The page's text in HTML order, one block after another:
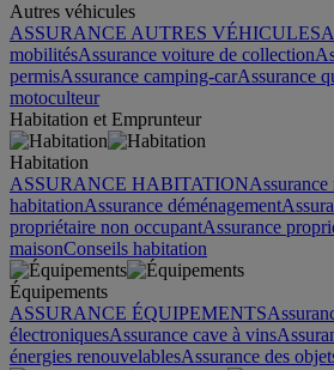
Autres véhicules
ASSURANCE AUTRES VÉHICULES
mobilitésAssurance voiture de collection
permisAssurance camping-carAssurance
motoculteur
Habitation et Emprunteur
Habitation
ASSURANCE HABITATION
habitationAssurance déménagement
propriétaire non occupantAssurance
maisonConseils habitation
Équipements
ASSURANCE ÉQUIPEMENTS
électroniquesAssurance cave à vins
énergies renouvelablesAssurance des